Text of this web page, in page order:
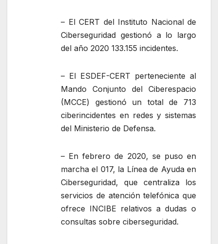
– El CERT del Instituto Nacional de
Ciberseguridad gestionó a lo largo
del año 2020 133.155 incidentes.
– El ESDEF-CERT perteneciente al
Mando Conjunto del Ciberespacio
(MCCE) gestionó un total de 713
ciberincidentes en redes y sistemas
del Ministerio de Defensa.
– En febrero de 2020, se puso en
marcha el 017, la Línea de Ayuda en
Ciberseguridad, que centraliza los
servicios de atención telefónica que
ofrece INCIBE relativos a dudas o
consultas sobre ciberseguridad.